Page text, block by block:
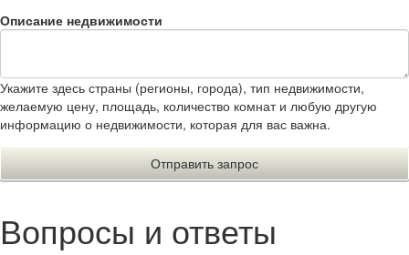
Описание недвижимости
Укажите здесь страны (регионы, города), тип недвижимости,
желаемую цену, площадь, количество комнат и любую другую
информацию о недвижимости, которая для вас важна.
Вопросы и ответы